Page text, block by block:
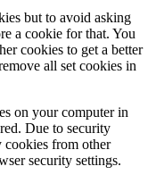
but to avoid asking
a cookie for that. You
cookies to get a better
all set cookies in
on your computer in
Due to security
cookies from other
security settings.